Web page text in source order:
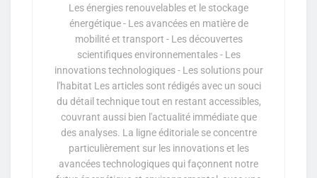
Les énergies renouvelables et le stockage
énergétique - Les avancées en matière de
mobilité et transport - Les découvertes
scientifiques environnementales - Les
innovations technologiques - Les solutions pour
l'habitat Les articles sont rédigés avec un souci
du détail technique tout en restant accessibles,
couvrant aussi bien l'actualité immédiate que
des analyses. La ligne éditoriale se concentre
particulièrement sur les innovations et les
avancées technologiques qui façonnent notre